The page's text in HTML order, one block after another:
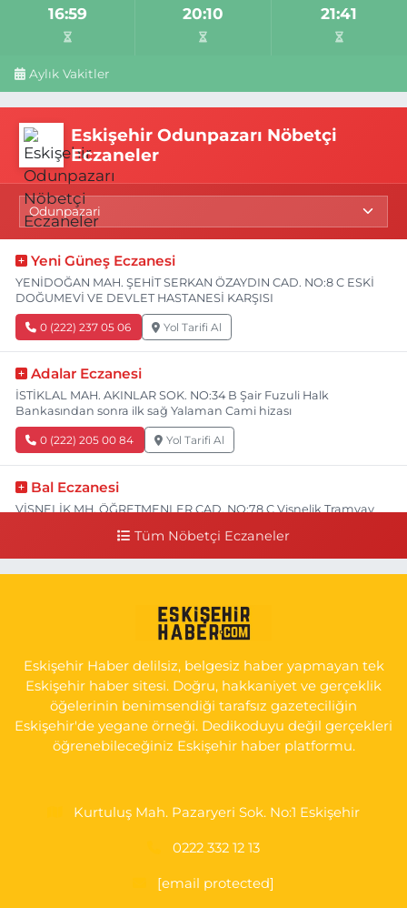
16:59 20:10 21:41
Aylık Vakitler
Eskişehir Odunpazarı Nöbetçi
Eczaneler
Yeni Güneş Eczanesi
YENİDOĞAN MAH. ŞEHİT SERKAN ÖZAYDIN CAD. NO:8 C ESKİ
DOĞUMEVİ VE DEVLET HASTANESİ KARŞISI
0 (222) 237 05 06 Yol Tarifi Al
Adalar Eczanesi
İSTİKLAL MAH. AKINLAR SOK. NO:34 B Şair Fuzuli Halk
Bankasından sonra ilk sağ Yalaman Cami hizası
0 (222) 205 00 84 Yol Tarifi Al
Bal Eczanesi
VİŞNELİK MH. ÖĞRETMENLER CAD. NO:78 C Vişnelik Tramvay
NUH'UN GEMİSİ Veteriner Kliniğinin yanı,ı
GÜLTEPE MAH. HALK CAD. NO:107 C
0 (222) 250 40 50 Yol Tarifi Al
Bizim Eczanesi
EMEK MAH. ERTAŞ CAD.NO:12 A Küçük Sanayi girişi Tarım Kredi
Koop. Market yanı
Tüm Nöbetçi Eczaneler
Eskişehir Haber delilsiz, belgesiz haber yapmayan tek
Eskişehir haber sitesi. Doğru, hakkaniyet ve gerçeklik
öğelerinin benimsendiği tarafsız gazeteciliğin
Eskişehir'de yegane örneği. Dedikoduyu değil gerçekleri
öğrenebileceğiniz Eskişehir haber platformu.
Kurtuluş Mah. Pazaryeri Sok. No:1 Eskişehir
0222 332 12 13
[email protected]